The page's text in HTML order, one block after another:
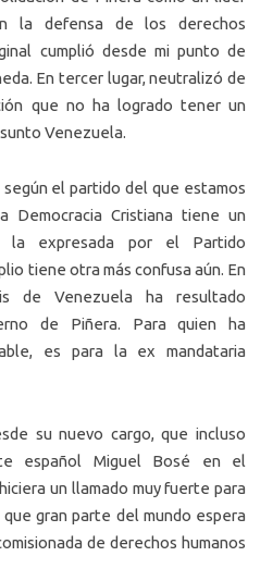
la defensa de los derechos
cumplió desde mi punto de
En tercer lugar, neutralizó de
que no ha logrado tener un
Venezuela.
el partido del que estamos
Democracia Cristiana tiene un
la expresada por el Partido
tiene otra más confusa aún. En
de Venezuela ha resultado
de Piñera. Para quien ha
es para la ex mandataria
su nuevo cargo, que incluso
español Miguel Bosé en el
un llamado muy fuerte para
gran parte del mundo espera
de derechos humanos